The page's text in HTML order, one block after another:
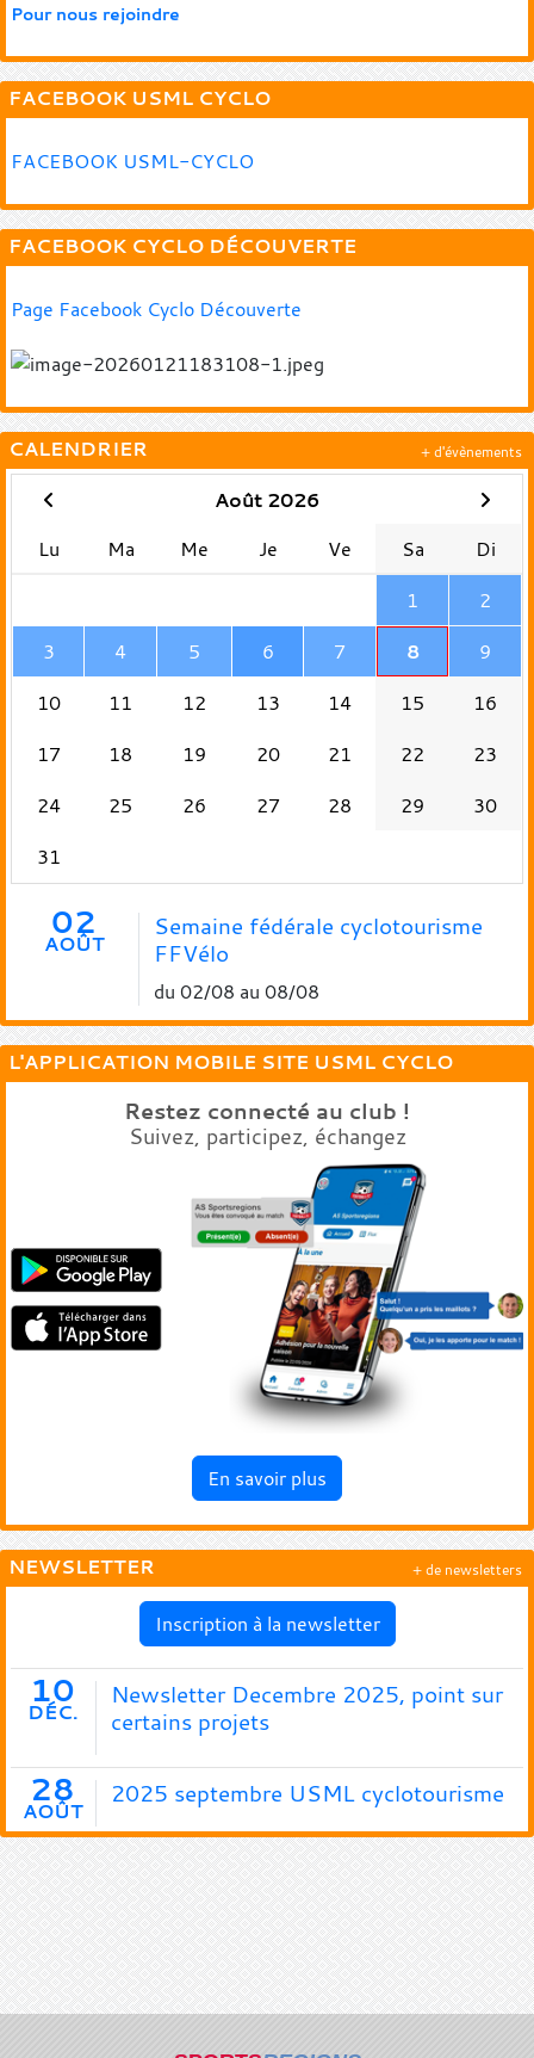
Pour nous rejoindre
FACEBOOK USML CYCLO
FACEBOOK USML-CYCLO
FACEBOOK CYCLO DÉCOUVERTE
Page Facebook Cyclo Découverte
CALENDRIER
Août 2026
Lu
Ma Me Je Ve Sa
Di
1
2
3
4 5 6 7 8
9
10
11 12 13 14 15
16
17
18 19 20 21 22
23
24
25 26 27 28 29
30
31
02
AOÛT
Semaine fédérale cyclotourisme
FFVélo
du 02/08 au 08/08
+ d'évènements
L'APPLICATION MOBILE SITE USML CYCLO
Restez connecté au club !
Suivez, participez, échangez
En savoir plus
NEWSLETTER
Inscription à la newsletter
10
DÉC.
Newsletter Decembre 2025, point sur
certains projets
28
AOÛT
2025 septembre USML cyclotourisme
+ de newsletters